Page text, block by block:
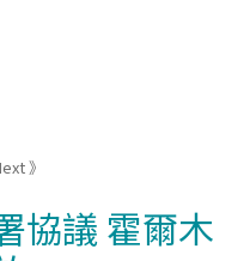
》
協議 霍爾木